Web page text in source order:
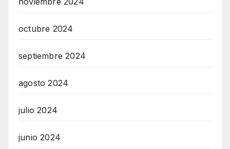
octubre 2024
septiembre 2024
agosto 2024
julio 2024
junio 2024